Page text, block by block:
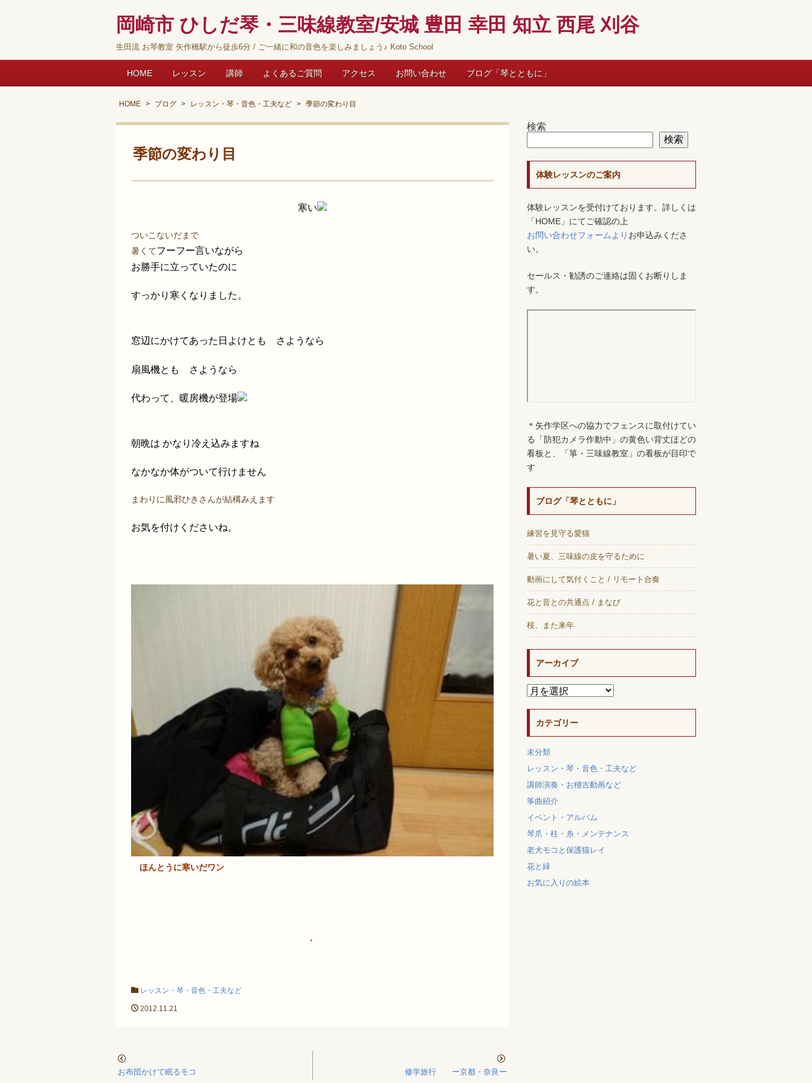
岡崎市 ひしだ琴・三味線教室/安城 豊田 幸田 知立 西尾 刈谷
生田流 お琴教室 矢作橋駅から徒歩6分 / ご一緒に和の音色を楽しみましょう♪ Koto School
HOME レッスン 講師 よくあるご質問 アクセス お問い合わせ ブログ「琴とともに」
HOME ブログ レッスン・琴・音色・工夫など 季節の変わり目
季節の変わり目
寒い
ついこないだまで
暑くてフーフー言いながら
お勝手に立っていたのに
すっかり寒くなりました。
窓辺にかけてあった日よけとも さようなら
扇風機とも さようなら
代わって、暖房機が登場
朝晩は かなり冷え込みますね
なかなか体がついて行けません
まわりに風邪ひきさんが結構みえます
お気を付けくださいね。
ほんとうに寒いだワン
.
レッスン・琴・音色・工夫など
2012.11.21
お布団かけて眠るモコ 修学旅行 ー京都・奈良ー
検索
検索
体験レッスンのご案内
体験レッスンを受付けております。詳しくは
「HOME」にてご確認の上
お問い合わせフォームより お申込みくださ
い。
セールス・勧誘のご連絡は固くお断りしま
す。
＊矢作学区への協力でフェンスに取付けてい
る「防犯カメラ作動中」の黄色い背丈ほどの
看板と、「箏・三味線教室」の看板が目印で
す
ブログ「琴とともに」
練習を見守る愛猫
暑い夏、三味線の皮を守るために
動画にして気付くこと / リモート合奏
花と音との共通点 / まなび
桜、また来年
アーカイブ
カテゴリー
未分類
レッスン・琴・音色・工夫など
講師演奏・お稽古動画など
筝曲紹介
イベント・アルバム
琴爪・柱・糸・メンテナンス
老犬モコと保護猫レイ
花と緑
お気に入りの絵本